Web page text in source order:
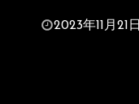
投2023年11月21日